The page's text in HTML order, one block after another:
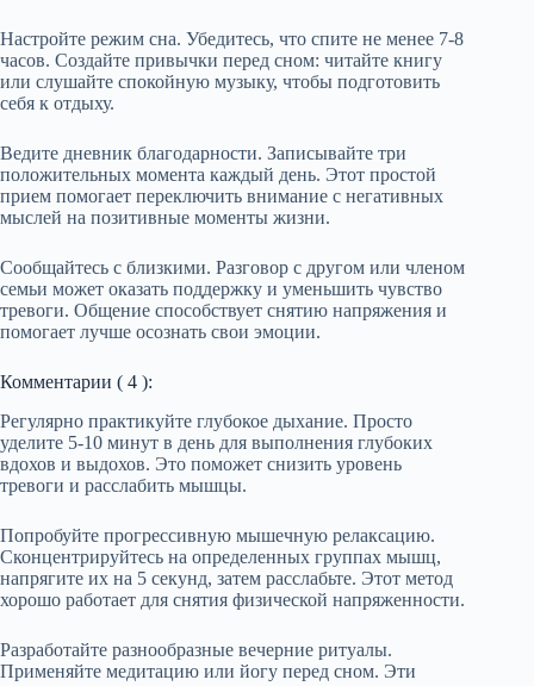
Настройте режим сна. Убедитесь, что спите не менее 7-8
часов. Создайте привычки перед сном: читайте книгу
или слушайте спокойную музыку, чтобы подготовить
себя к отдыху.
Ведите дневник благодарности. Записывайте три
положительных момента каждый день. Этот простой
прием помогает переключить внимание с негативных
мыслей на позитивные моменты жизни.
Сообщайтесь с близкими. Разговор с другом или членом
семьи может оказать поддержку и уменьшить чувство
тревоги. Общение способствует снятию напряжения и
помогает лучше осознать свои эмоции.
Комментарии ( 4 ):
Регулярно практикуйте глубокое дыхание. Просто
уделите 5-10 минут в день для выполнения глубоких
вдохов и выдохов. Это поможет снизить уровень
тревоги и расслабить мышцы.
Попробуйте прогрессивную мышечную релаксацию.
Сконцентрируйтесь на определенных группах мышц,
напрягите их на 5 секунд, затем расслабьте. Этот метод
хорошо работает для снятия физической напряженности.
Разработайте разнообразные вечерние ритуалы.
Применяйте медитацию или йогу перед сном. Эти